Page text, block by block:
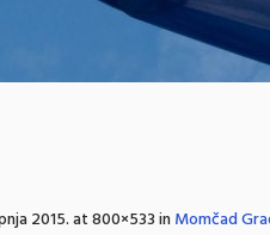
2015.at 800×533 inMomčad